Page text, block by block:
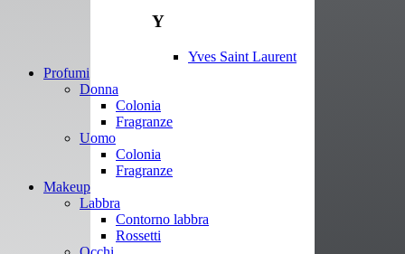
Y
Yves Saint Laurent
Profumi
Donna
Colonia
Fragranze
Uomo
Colonia
Fragranze
Makeup
Labbra
Contorno labbra
Rossetti